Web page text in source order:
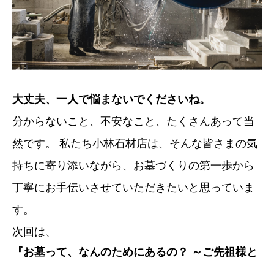
大丈夫、一人で悩まないでくださいね。
分からないこと、不安なこと、たくさんあって当
然です。 私たち小林石材店は、そんな皆さまの気
持ちに寄り添いながら、お墓づくりの第一歩から
丁寧にお手伝いさせていただきたいと思っていま
す。
次回は、
『お墓って、なんのためにあるの？ ～ご先祖様と